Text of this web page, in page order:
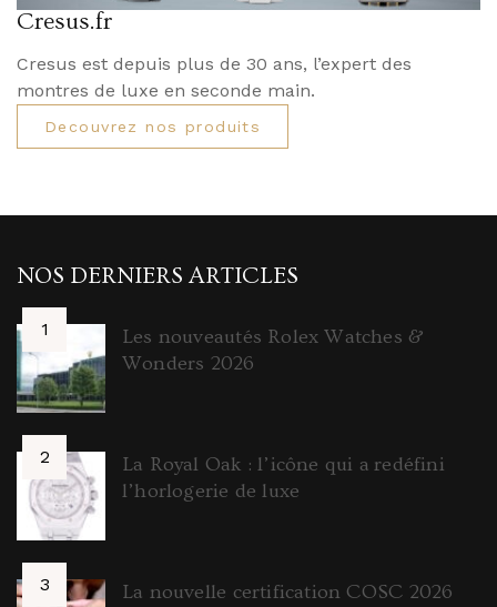
Cresus.fr
Cresus est depuis plus de 30 ans, l’expert des
montres de luxe en seconde main.
Decouvrez nos produits
NOS DERNIERS ARTICLES
Les nouveautés Rolex Watches &
Wonders 2026
La Royal Oak : l’icône qui a redéfini
l’horlogerie de luxe
La nouvelle certification COSC 2026